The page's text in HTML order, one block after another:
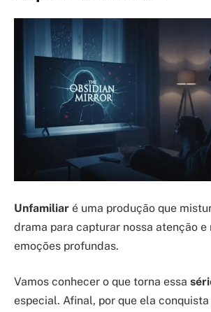
Unfamiliar é uma produção que
drama para capturar nossa atenção e
emoções profundas.
Vamos conhecer o que torna essa
especial. Afinal, por que ela